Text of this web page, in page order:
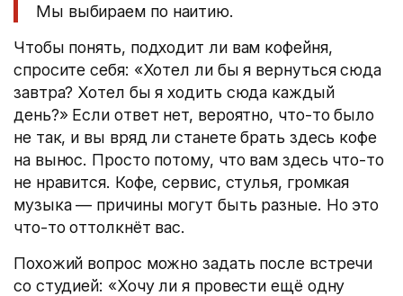
Мы выбираем по наитию.
Чтобы понять, подходит ли вам кофейня,
спросите себя: «Хотел ли бы я вернуться сюда
завтра? Хотел бы я ходить сюда каждый
день?» Если ответ нет, вероятно, что-то было
не так, и вы вряд ли станете брать здесь кофе
на вынос. Просто потому, что вам здесь что-то
не нравится. Кофе, сервис, стулья, громкая
музыка — причины могут быть разные. Но это
что-то оттолкнёт вас.
Похожий вопрос можно задать после встречи
со студией: «Хочу ли я провести ещё одну